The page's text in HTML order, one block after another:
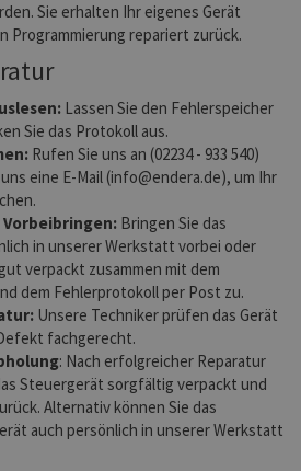
Sie erhalten Ihr eigenes Gerät
Programmierung repariert zurück.
Lassen Sie den Fehlerspeicher
Sie das Protokoll aus.
Rufen Sie uns an (02234 - 933 540)
eine E-Mail (info@endera.de), um Ihr
Bringen Sie das
in unserer Werkstatt vorbei oder
verpackt zusammen mit dem
dem Fehlerprotokoll per Post zu.
Unsere Techniker prüfen das Gerät
fachgerecht.
: Nach erfolgreicher Reparatur
Steuergerät sorgfältig verpackt und
Alternativ können Sie das
auch persönlich in unserer Werkstatt